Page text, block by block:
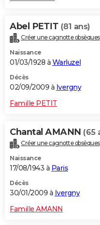
Abel PETIT (81 ans)
Créer une cagnotte obsèques
Naissance
01/03/1928 à Warluzel
Décès
02/09/2009 à Ivergny
Famille PETIT
Chantal AMANN (65
Créer une cagnotte obsèques
Naissance
17/08/1943 à Paris
Décès
30/01/2009 à Ivergny
Famille AMANN